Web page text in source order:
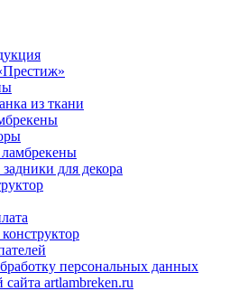
из ткани
для декора
персональных данных
сайта artlambreken.ru